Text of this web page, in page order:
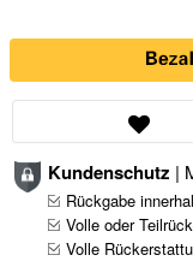
Kundenschutz |
Rückgabe
Volle oder
Volle